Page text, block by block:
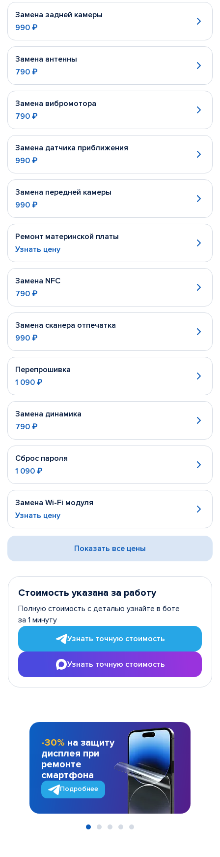
Замена задней камеры
990 ₽
Замена антенны
790 ₽
Замена вибромотора
790 ₽
Замена датчика приближения
990 ₽
Замена передней камеры
990 ₽
Ремонт материнской платы
Узнать цену
Замена NFC
790 ₽
Замена сканера отпечатка
990 ₽
Перепрошивка
1 090 ₽
Замена динамика
790 ₽
Сброс пароля
1 090 ₽
Замена Wi-Fi модуля
Узнать цену
Показать все цены
Стоимость указана за работу
Полную стоимость с деталью узнайте в боте
за 1 минуту
Узнать точную стоимость
Узнать точную стоимость
-30% на защиту
дисплея при
ремонте
смартфона
Подробнее